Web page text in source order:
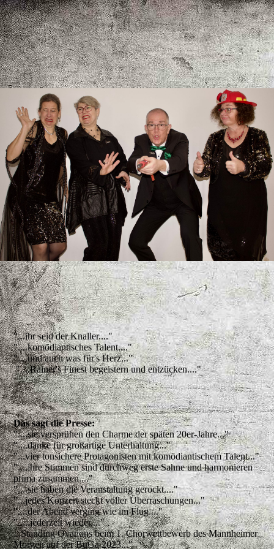
"...ihr seid der Knaller...."
"....komödiantisches Talent...."
"....und auch was für's Herz..."
"....Rainer's Finest begeistern und entzücken...."
Das sagt die Presse:
"....sie versprühen den Charme der späten 20er-Jahre..."
"....danke für großartige Unterhaltung..."
"...vier tonsichere Protagonisten mit komödiantischem Talent..."
"....ihre Stimmen sind durchweg erste Sahne und harmonieren
prima zusammen...."
"....sie haben die Veranstaltung gerockt...."
"...jedes Konzert steckt voller Überraschungen..."
"....der Abend verging wie im Flug...."
".....jederzeit wieder...."
...Standing Ovations beim 1. Chorwettbewerb des Mannheimer
Morgen auf der BuGa 2023..."